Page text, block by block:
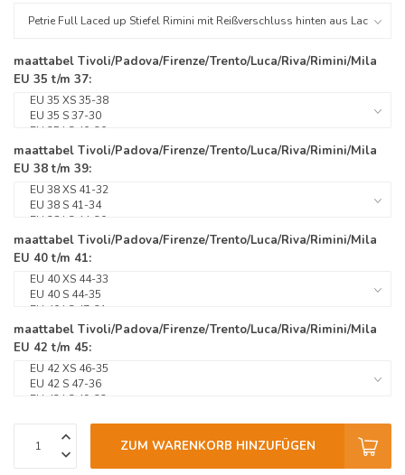
maattabel Tivoli/Padova/Firenze/Trento/Luca/Riva/Rimini/Mila
EU 35 t/m 37:
maattabel Tivoli/Padova/Firenze/Trento/Luca/Riva/Rimini/Mila
EU 38 t/m 39:
maattabel Tivoli/Padova/Firenze/Trento/Luca/Riva/Rimini/Mila
EU 40 t/m 41:
maattabel Tivoli/Padova/Firenze/Trento/Luca/Riva/Rimini/Mila
EU 42 t/m 45:
ZUM WARENKORB HINZUFÜGEN